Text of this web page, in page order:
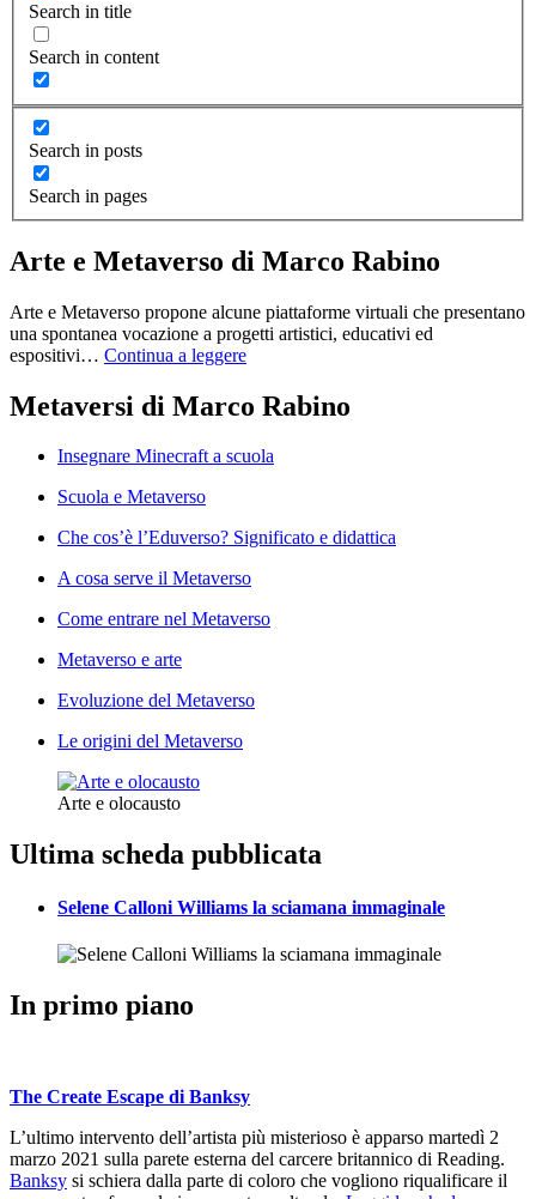
Search in title
Search in content
Search in posts
Search in pages
Arte e Metaverso di Marco Rabino
Arte e Metaverso propone alcune piattaforme virtuali che presentano
una spontanea vocazione a progetti artistici, educativi ed
espositivi… Continua a leggere
Metaversi di Marco Rabino
Insegnare Minecraft a scuola
Scuola e Metaverso
Che cos’è l’Eduverso? Significato e didattica
A cosa serve il Metaverso
Come entrare nel Metaverso
Metaverso e arte
Evoluzione del Metaverso
Le origini del Metaverso
Arte e olocausto
Ultima scheda pubblicata
Selene Calloni Williams la sciamana immaginale
In primo piano
The Create Escape di Banksy
L’ultimo intervento dell’artista più misterioso è apparso martedì 2
marzo 2021 sulla parete esterna del carcere britannico di Reading.
Banksy si schiera dalla parte di coloro che vogliono riqualificare il